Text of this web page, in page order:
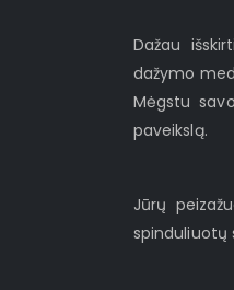
Dažau
dažymo
Mėgstu
paveikslą.
Jūrų
spinduliuotų